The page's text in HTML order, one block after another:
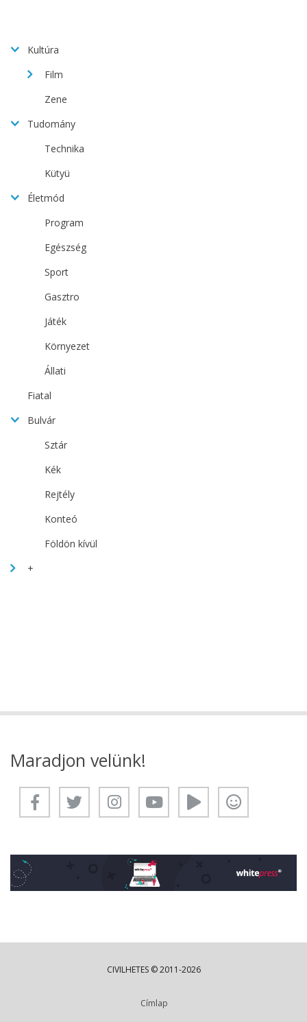
Kultúra
Film
Zene
Tudomány
Technika
Kütyü
Életmód
Program
Egészség
Sport
Gasztro
Játék
Környezet
Állati
Fiatal
Bulvár
Sztár
Kék
Rejtély
Konteó
Földön kívül
+
Maradjon velünk!
CIVILHETES © 2011-2026
Címlap